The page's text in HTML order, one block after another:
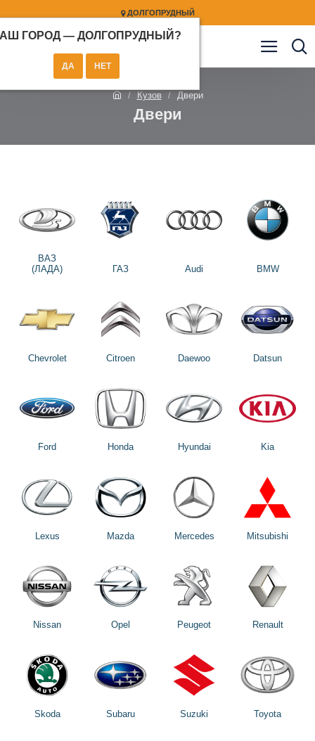
ДОЛГОПРУДНЫЙ
ГОРОД — ДОЛГОПРУДНЫЙ ?
Кузов Двери
Двери
ВАЗ
(ЛАДА)
ГАЗ Audi BMW
Chevrolet Citroen Daewoo Datsun
Ford Honda Hyundai Kia
Lexus Mazda Mercedes Mitsubishi
Nissan Opel Peugeot Renault
Skoda Subaru Suzuki Toyota